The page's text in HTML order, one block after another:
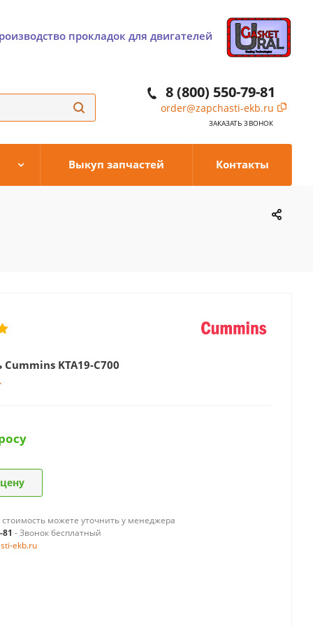
прокладок для двигателей
8 (800) 550-79-81
order@zapchasti-ekb.ru
ЗАКАЗАТЬ ЗВОНОК
Выкуп запчастей Контакты
KTA19-C700
можете уточнить у менеджера
- Звонок бесплатный
ekb.ru